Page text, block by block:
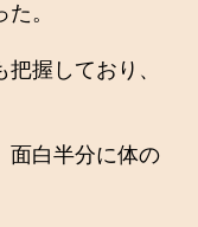
。
握しており、
面白半分に体の